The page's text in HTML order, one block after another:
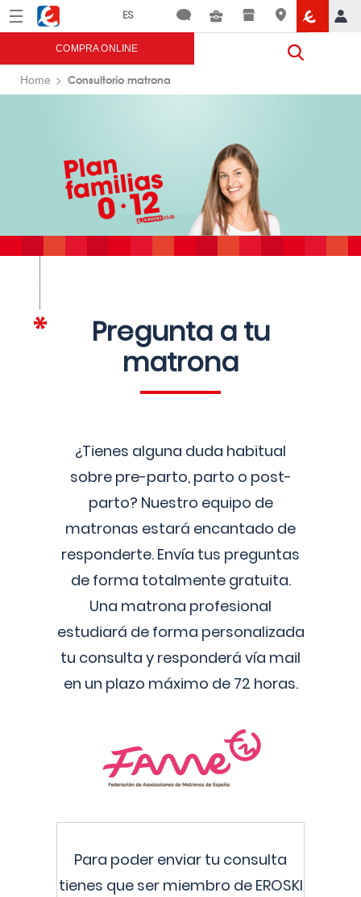
Menú Eroski
COMPRA ONLINE
Home Consultorio matrona
Pregunta a tu
matrona
¿Tienes alguna duda habitual
sobre pre-parto, parto o post-
parto? Nuestro equipo de
matronas estará encantado de
responderte. Envía tus preguntas
de forma totalmente gratuita.
Una matrona profesional
estudiará de forma personalizada
tu consulta y responderá vía mail
en un plazo máximo de 72 horas.
Para poder enviar tu consulta
tienes que ser miembro de EROSKI